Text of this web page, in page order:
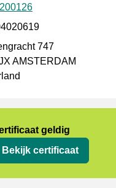
747
AMSTERDAM
geldig
Bekijk certificaat